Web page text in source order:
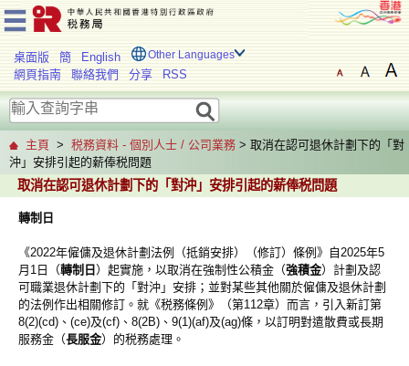
桌面版 簡 English Other Languages
網頁指南 聯絡我們 分享 RSS
主頁 > 税務資料 - 個別人士 / 公司業務 > 取消在認可退休計劃下的「對
沖」安排引起的薪俸税問題
取消在認可退休計劃下的「對沖」安排引起的薪俸税問題
轉制日
《2022年僱傭及退休計劃法例（抵銷安排）（修訂）條例》自2025年5
月1日（轉制日 ）起實施，以取消在強制性公積金（強積金）計劃及認
可職業退休計劃下的「對沖」安排；並對某些其他關於僱傭及退休計劃
的法例作出相關修訂。就《税務條例》（第112章）而言，引入新訂第
8(2)(cd)、(ce)及(cf)、8(2B)、9(1)(af)及(ag)條，以訂明對遣散費或長期
服務金（長服金）的税務處理。